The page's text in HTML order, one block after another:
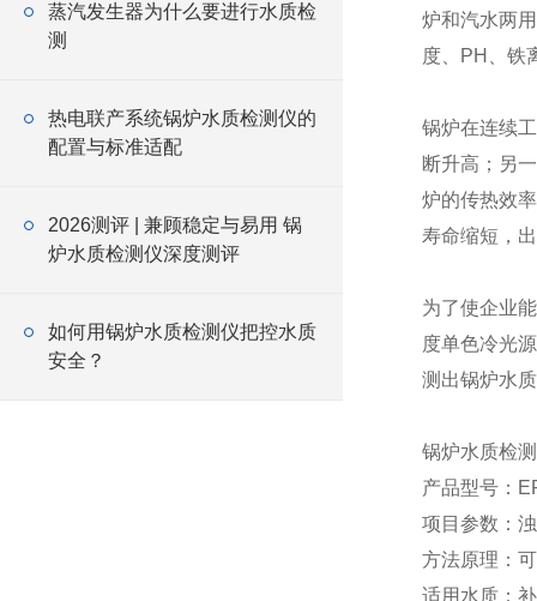
蒸汽发生器为什么要进行水质检
测
热电联产系统锅炉水质检测仪的
配置与标准适配
2026测评 | 兼顾稳定与易用 锅
炉水质检测仪深度测评
如何用锅炉水质检测仪把控水质
安全？
炉和汽水两
度、PH、铁
锅炉在连续
断升高；另
炉的传热效
寿命缩短，
为了使企业
度单色冷光
测出锅炉水
锅炉水质检
产品型号：
项目参数：
方法原理：
适用水质：